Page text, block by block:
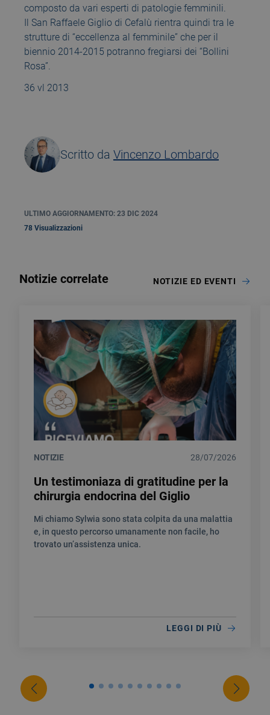
composto da vari esperti di patologie femminili.
Il San Raffaele Giglio di Cefalù rientra quindi tra le
strutture di “eccellenza al femminile” che per il
biennio 2014-2015 potranno fregiarsi dei “Bollini
Rosa”.
36 vl 2013
Scritto da Vincenzo Lombardo
ULTIMO AGGIORNAMENTO: 23 DIC 2024
78 Visualizzazioni
Notizie correlate NOTIZIE ED EVENTI
NOTIZIE 28/07/2026
Un testimoniaza di gratitudine per la
chirurgia endocrina del Giglio
Mi chiamo Sylwia sono stata colpita da una malattia
e, in questo percorso umanamente non facile, ho
trovato un’assistenza unica.
LEGGI DI PIÙ